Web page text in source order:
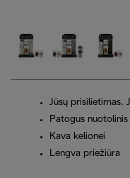
Jūsų prisilietimas.
Patogus
Kava kelionei
Lengva priežiūra